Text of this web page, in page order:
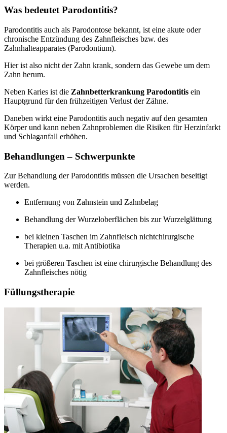
Was bedeutet Parodontitis?
Parodontitis auch als Parodontose bekannt, ist eine akute oder
chronische Entzündung des Zahnfleisches bzw. des
Zahnhalteapparates (Parodontium).
Hier ist also nicht der Zahn krank, sondern das Gewebe um dem
Zahn herum.
Neben Karies ist die Zahnbetterkrankung Parodontitis ein
Hauptgrund für den frühzeitigen Verlust der Zähne.
Daneben wirkt eine Parodontitis auch negativ auf den gesamten
Körper und kann neben Zahnproblemen die Risiken für Herzinfarkt
und Schlaganfall erhöhen.
Behandlungen – Schwerpunkte
Zur Behandlung der Parodontitis müssen die Ursachen beseitigt
werden.
Entfernung von Zahnstein und Zahnbelag
Behandlung der Wurzeloberflächen bis zur Wurzelglättung
bei kleinen Taschen im Zahnfleisch nichtchirurgische
Therapien u.a. mit Antibiotika
bei größeren Taschen ist eine chirurgische Behandlung des
Zahnfleisches nötig
Füllungstherapie